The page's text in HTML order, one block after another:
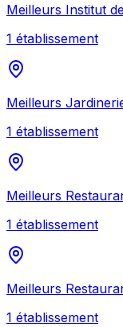
Meilleurs Institut
1 établissement
Meilleurs
1 établissement
Meilleurs
1 établissement
Meilleurs
1 établissement